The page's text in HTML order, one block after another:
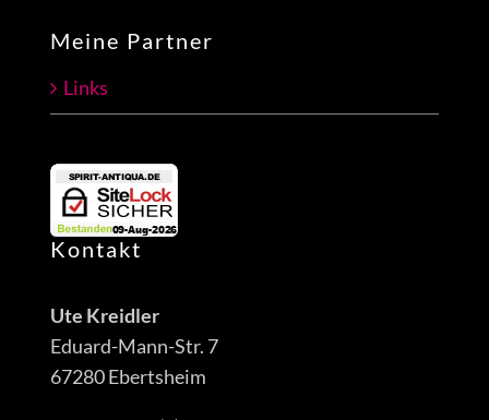
Meine Partner
Links
Kontakt
Ute Kreidler
Eduard-Mann-Str. 7
67280 Ebertsheim